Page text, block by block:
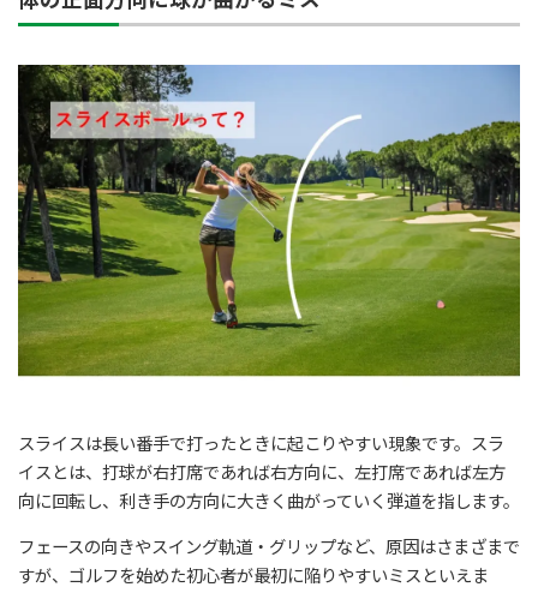
スライスは長い番手で打ったときに起こりやすい現象です。スラ
イスとは、打球が右打席であれば右方向に、左打席であれば左方
向に回転し、利き手の方向に大きく曲がっていく弾道を指します。
フェースの向きやスイング軌道・グリップなど、原因はさまざまで
すが、ゴルフを始めた初心者が最初に陥りやすいミスといえま